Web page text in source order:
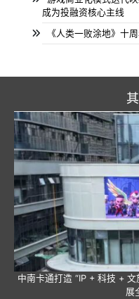
成为投融资核心主线
《人类一败涂地》十
中南卡通打造 “IP + 科技 +
展